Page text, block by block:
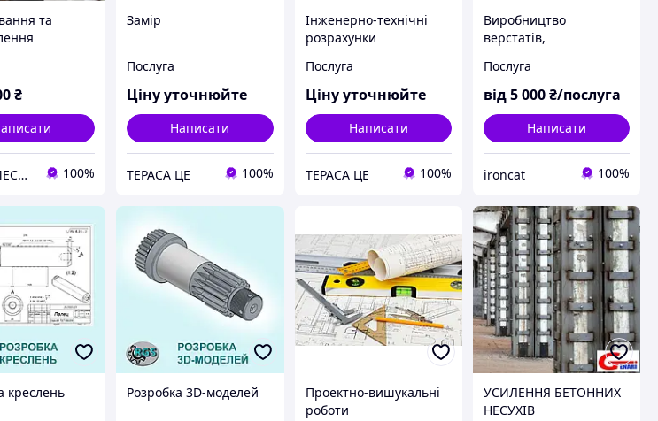
та
та
міні-
|
та мобільні
₴
HYDROMECHANIX 100%
Замір
Послуга
Ціну уточнюйте
Написати
ТЕРАСА ЦЕ 100%
Інженерно-технічні
розрахунки
Послуга
Ціну уточнюйте
Написати
ТЕРАСА ЦЕ 100%
Виробництво
верстатів,
налагодження, ремонт,
модернізація
Послуга
від5 000₴/послуга
Написати
ironcat 100%
креслень Розробка 3D-моделей
Проектно-вишукальні
роботи
УСИЛЕННЯ БЕТОННИХ
НЕСУХІВ